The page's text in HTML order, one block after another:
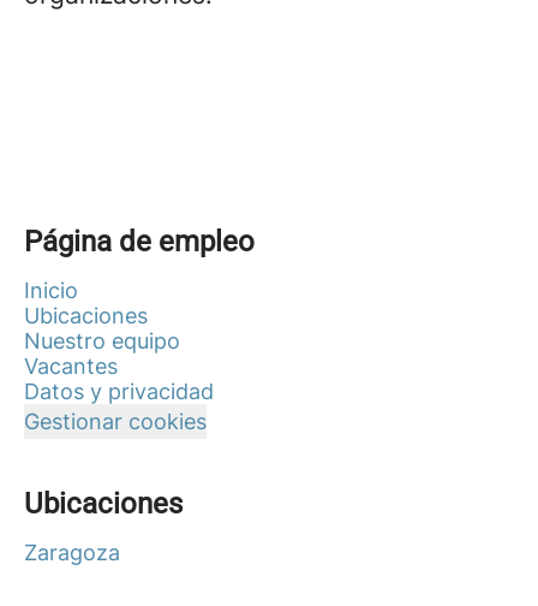
Página de empleo
Inicio
Ubicaciones
Nuestro equipo
Vacantes
Datos y privacidad
Gestionar cookies
Ubicaciones
Zaragoza